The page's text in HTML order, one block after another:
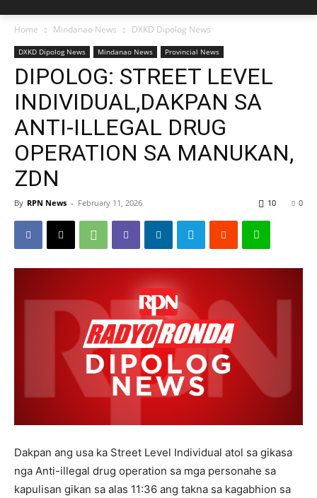
Home Mindanao News DXKD Dipolog News
DXKD Dipolog News Mindanao News Provincial News
DIPOLOG: STREET LEVEL
INDIVIDUAL,DAKPAN SA
ANTI-ILLEGAL DRUG
OPERATION SA MANUKAN,
ZDN
By RPN News - February 11, 2026 0
10
Dakpan ang usa ka Street Level Individual atol sa gikasa
nga Anti-illegal drug operation sa mga personahe sa
kapulisan gikan sa alas 11:36 ang takna sa kagabhion sa